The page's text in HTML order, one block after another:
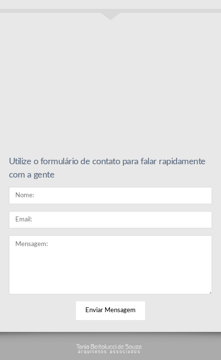
Utilize o formulário de contato para falar rapidamente
com a gente